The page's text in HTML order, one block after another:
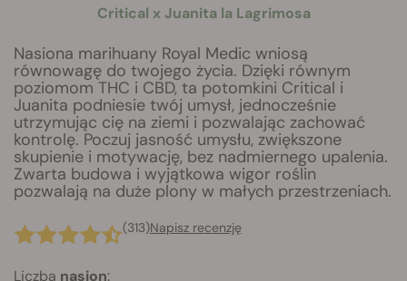
Critical x Juanita la Lagrimosa
Nasiona marihuany Royal Medic wniosą
równowagę do twojego życia. Dzięki równym
poziomom THC i CBD, ta potomkini Critical i
Juanita podniesie twój umysł, jednocześnie
utrzymując cię na ziemi i pozwalając zachować
kontrolę. Poczuj jasność umysłu, zwiększone
skupienie i motywację, bez nadmiernego upalenia.
Zwarta budowa i wyjątkowa wigor roślin
pozwalają na duże plony w małych przestrzeniach.
(313)Napisz recenzję
Liczba nasion: